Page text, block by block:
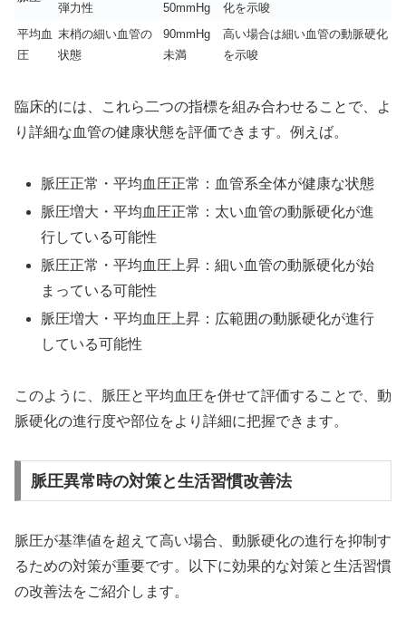
弾力性
50mmHg
化を示唆
平均血
圧
末梢の細い血管の
状態
90mmHg
未満
高い場合は細い血管の動脈硬化
を示唆
臨床的には、これら二つの指標を組み合わせることで、よ
り詳細な血管の健康状態を評価できます。例えば。
脈圧正常・平均血圧正常：血管系全体が健康な状態
脈圧増大・平均血圧正常：太い血管の動脈硬化が進
行している可能性
脈圧正常・平均血圧上昇：細い血管の動脈硬化が始
まっている可能性
脈圧増大・平均血圧上昇：広範囲の動脈硬化が進行
している可能性
このように、脈圧と平均血圧を併せて評価することで、動
脈硬化の進行度や部位をより詳細に把握できます。
脈圧異常時の対策と生活習慣改善法
脈圧が基準値を超えて高い場合、動脈硬化の進行を抑制す
るための対策が重要です。以下に効果的な対策と生活習慣
の改善法をご紹介します。